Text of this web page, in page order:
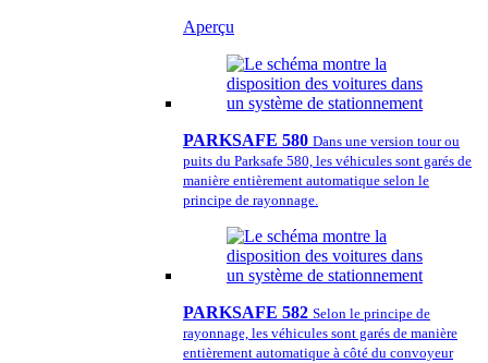
Aperçu
PARKSAFE 580 Dans une version tour ou
puits du Parksafe 580, les véhicules sont garés de
manière entièrement automatique selon le
principe de rayonnage.
PARKSAFE 582 Selon le principe de
rayonnage, les véhicules sont garés de manière
entièrement automatique à côté du convoyeur